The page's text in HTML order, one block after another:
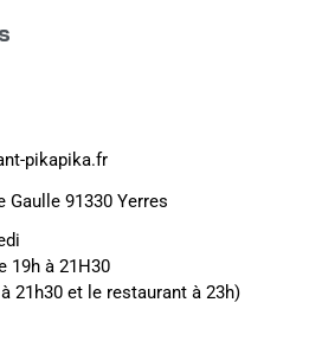
pikapika.fr
Gaulle 91330 Yerres
19h à 21H30
21h30 et le restaurant à 23h)